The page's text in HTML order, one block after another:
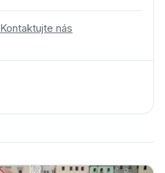
Kontaktujte nás